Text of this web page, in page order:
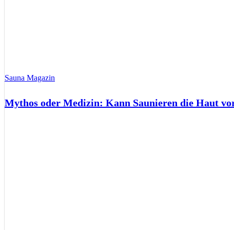
Sauna Magazin
Mythos oder Medizin: Kann Saunieren die Haut